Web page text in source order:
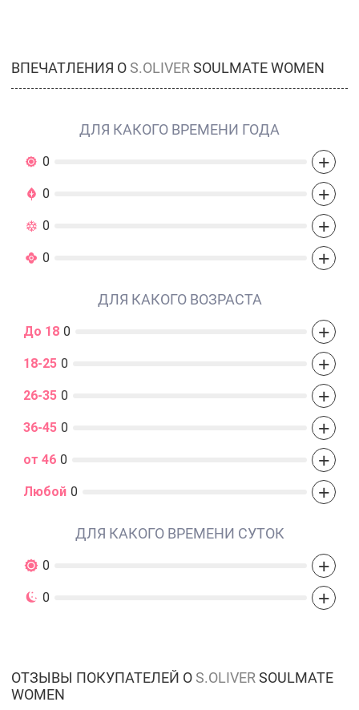
ВПЕЧАТЛЕНИЯ ОS.OLIVER SOULMATE WOMEN
ДЛЯ КАКОГО ВРЕМЕНИ ГОДА
0 +
0 +
0 +
0 +
ДЛЯ КАКОГО ВОЗРАСТА
До 18 0 +
18-25 0 +
26-35 0 +
36-45 0 +
от 46 0 +
Любой 0 +
ДЛЯ КАКОГО ВРЕМЕНИ СУТОК
0 +
0 +
ОТЗЫВЫ ПОКУПАТЕЛЕЙ ОS.OLIVER SOULMATE
WOMEN